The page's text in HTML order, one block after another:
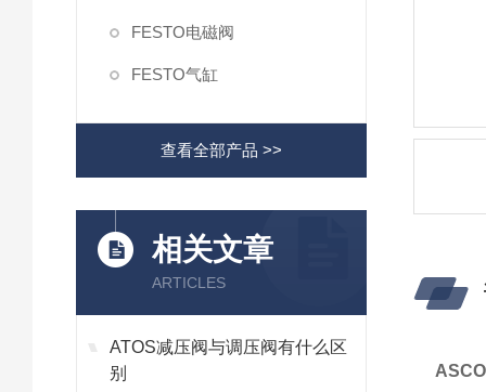
FESTO电磁阀
FESTO气缸
查看全部产品 >>
相关文章
ARTICLES
ATOS减压阀与调压阀有什么区
别